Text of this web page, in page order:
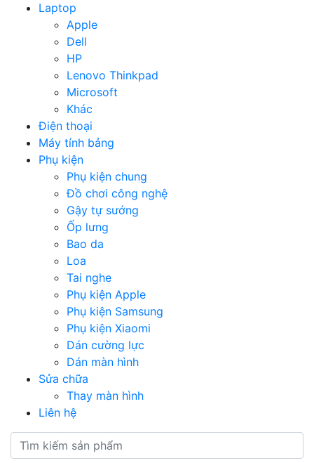
Laptop
Apple
Dell
HP
Lenovo Thinkpad
Microsoft
Khác
Điện thoại
Máy tính bảng
Phụ kiện
Phụ kiện chung
Đồ chơi công nghệ
Gậy tự sướng
Ốp lưng
Bao da
Loa
Tai nghe
Phụ kiện Apple
Phụ kiện Samsung
Phụ kiện Xiaomi
Dán cường lực
Dán màn hình
Sửa chữa
Thay màn hình
Liên hệ